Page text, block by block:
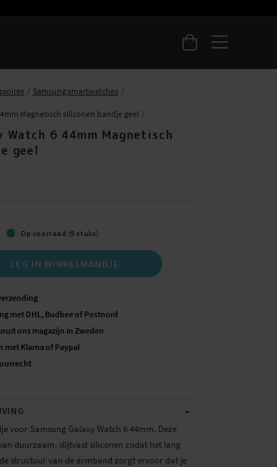
Samsung smartwatches
Magnetisch siliconen bandje geel
Watch 6 44mm Magnetisch
geel
Op voorraad (9 stuks)
LEG IN WINKELMANDJE
met DHL, Budbee of Postnord
ons magazijn in Zweden
met Klarna of Paypal
-
voor Samsung Galaxy Watch 6 44mm. Deze
duurzaam, slijtvast siliconen zodat het lang
structuur van de armband zorgt ervoor dat je